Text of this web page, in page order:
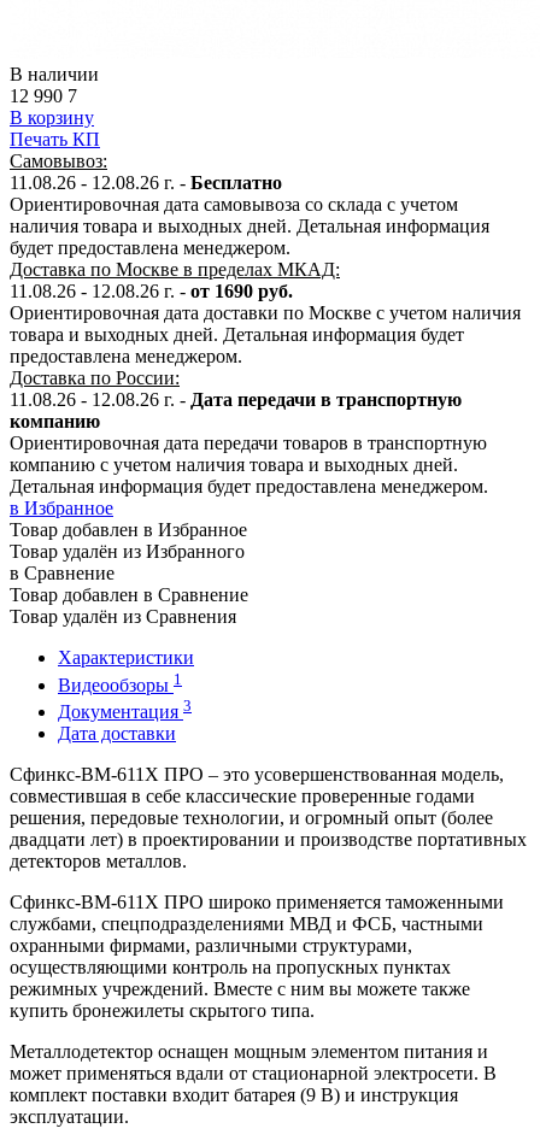
В наличии
12 990 7
В корзину
Печать КП
Самовывоз:
11.08.26 - 12.08.26 г. - Бесплатно
Ориентировочная дата самовывоза со склада с учетом
наличия товара и выходных дней. Детальная информация
будет предоставлена менеджером.
Доставка по Москве в пределах МКАД:
11.08.26 - 12.08.26 г. - от 1690 руб.
Ориентировочная дата доставки по Москве с учетом наличия
товара и выходных дней. Детальная информация будет
предоставлена менеджером.
Доставка по России:
11.08.26 - 12.08.26 г. - Дата передачи в транспортную
компанию
Ориентировочная дата передачи товаров в транспортную
компанию с учетом наличия товара и выходных дней.
Детальная информация будет предоставлена менеджером.
в Избранное
Товар добавлен в Избранное
Товар удалён из Избранного
в Сравнение
Товар добавлен в Сравнение
Товар удалён из Сравнения
Характеристики
Видеообзоры 1
Документация 3
Дата доставки
Сфинкс-ВМ-611Х ПРО – это усовершенствованная модель,
совместившая в себе классические проверенные годами
решения, передовые технологии, и огромный опыт (более
двадцати лет) в проектировании и производстве портативных
детекторов металлов.
Сфинкс-ВМ-611Х ПРО широко применяется таможенными
службами, спецподразделениями МВД и ФСБ, частными
охранными фирмами, различными структурами,
осуществляющими контроль на пропускных пунктах
режимных учреждений. Вместе с ним вы можете также
купить бронежилеты скрытого типа.
Металлодетектор оснащен мощным элементом питания и
может применяться вдали от стационарной электросети. В
комплект поставки входит батарея (9 В) и инструкция
эксплуатации.